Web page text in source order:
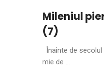
Mileniul
(7)
Înainte de
mie de ...